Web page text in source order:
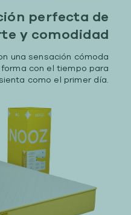
perfecta de
y comodidad
una sensación cómoda
con el tiempo para
como el primer día.